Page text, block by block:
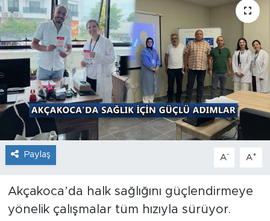
Paylaş A- A+
Akçakoca’da halk sağlığını güçlendirmeye
yönelik çalışmalar tüm hızıyla sürüyor.